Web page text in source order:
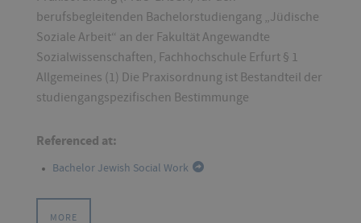
berufsbegleitenden Bachelorstudiengang „Jüdische
Soziale Arbeit“ an der Fakultät Angewandte
Sozialwissenschaften, Fachhochschule Erfurt § 1
Allgemeines (1) Die Praxisordnung ist Bestandteil der
studiengangspezifischen Bestimmunge
Referenced at:
Bachelor Jewish Social Work
MORE